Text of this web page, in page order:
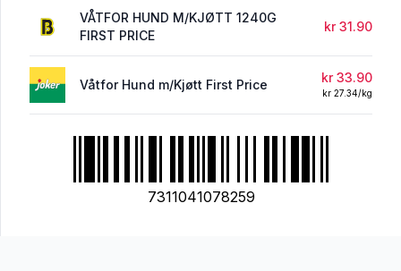
VÅTFOR HUND M/KJØTT 1240G
FIRST PRICE
kr 31.90
Våtfor Hund m/Kjøtt First Price kr 33.90
kr 27.34/kg
7311041078259